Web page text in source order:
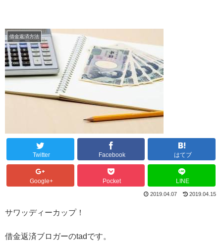
借金返済方法
Twitter Facebook はてブ
Google+ Pocket LINE
2019.04.07 2019.04.15
サワッディーカップ！
借金返済ブロガーのtadです。